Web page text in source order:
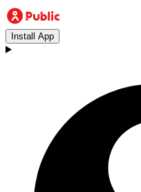
Install App